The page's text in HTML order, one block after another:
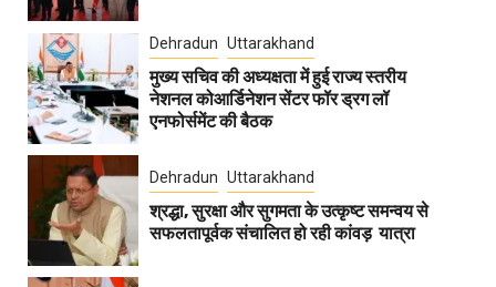
Dehradun Uttarakhand
मुख्य सचिव की अध्यक्षता में हुई राज्य स्तरीय
नेशनल कोआर्डिनेशन सेंटर फॉर ड्रग लॉ
एनफोर्समेंट की बैठक
Dehradun Uttarakhand
श्रद्धा, सुरक्षा और सुगमता के उत्कृष्ट समन्वय से
सफलतापूर्वक संचालित हो रही कांवड़ यात्रा